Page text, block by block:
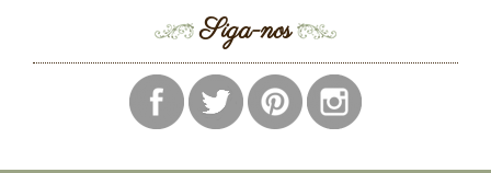
Siga-nos